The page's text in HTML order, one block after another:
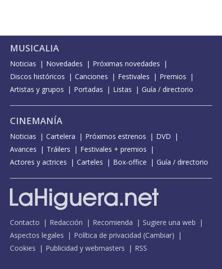
MUSICALIA
Noticias Novedades
Próximas novedades
Discos históricos
Canciones Festivales
Premios
Artistas y grupos
Portadas Listas Guía / directorio
CINEMANÍA
Noticias Cartelera Próximos estrenos
DVD
Avances
Tráilers
Festivales + premios
Actores y actrices
Carteles Box-office Guía / directorio
Contacto Redacción Recomienda
Sugiere una web
Aspectos legales
Política de privacidad (Cambiar)
Cookies
Publicidad y webmasters RSS